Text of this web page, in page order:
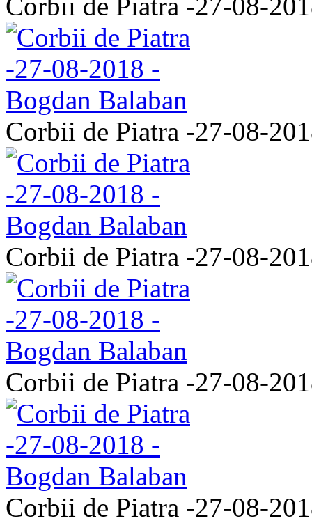
Corbii de Piatra -27-08-
Corbii de Piatra -27-08-
Corbii de Piatra -27-08-
Corbii de Piatra -27-08-